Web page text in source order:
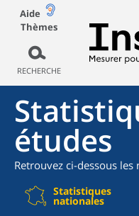
Aide
Thèmes
RECHERCHE
études
Retrouvez ci-dessous
Statistiques
nationales